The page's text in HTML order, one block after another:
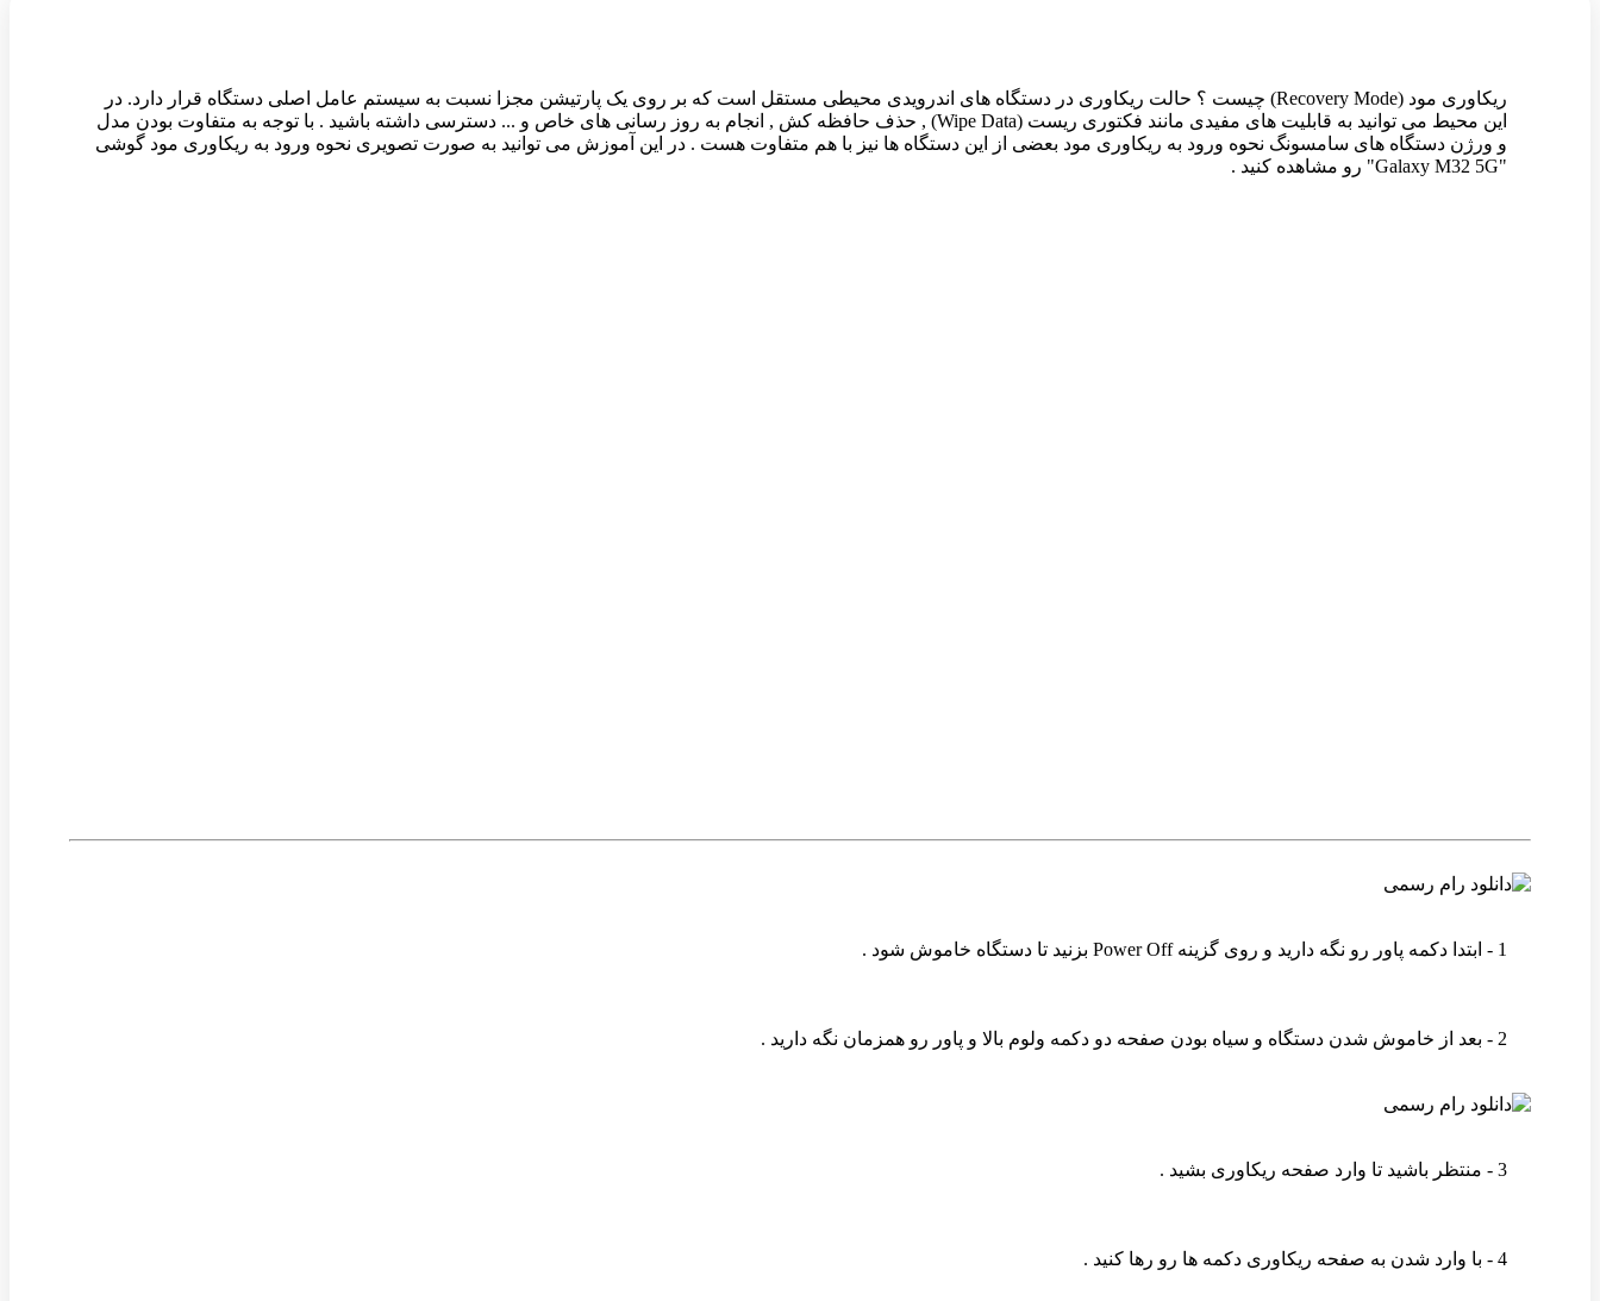
ریکاوری مود (Recovery Mode) چیست ؟ حالت ریکاوری در دستگاه های اندرویدی محیطی مستقل است که بر روی یک پارتیشن مجزا نسبت به سیستم عامل اصلی دستگاه قرار دارد. در
این محیط می توانید به قابلیت های مفیدی مانند فکتوری ریست (Wipe Data) , حذف حافظه کش , انجام به روز رسانی های خاص و ... دسترسی داشته باشید . با توجه به متفاوت بودن مدل
و ورژن دستگاه های سامسونگ نحوه ورود به ریکاوری مود بعضی از این دستگاه ها نیز با هم متفاوت هست . در این آموزش می توانید به صورت تصویری نحوه ورود به ریکاوری مود گوشی
"Galaxy M32 5G" رو مشاهده کنید .
1 - ابتدا دکمه پاور رو نگه دارید و روی گزینه Power Off بزنید تا دستگاه خاموش شود .
2 - بعد از خاموش شدن دستگاه و سیاه بودن صفحه دو دکمه ولوم بالا و پاور رو همزمان نگه دارید .
3 - منتظر باشید تا وارد صفحه ریکاوری بشید .
4 - با وارد شدن به صفحه ریکاوری دکمه ها رو رها کنید .